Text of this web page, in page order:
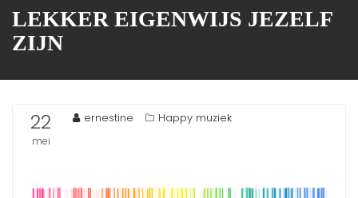
LEKKER EIGENWIJS JEZELF
ZIJN
22
mei
ernestine Happy muziek